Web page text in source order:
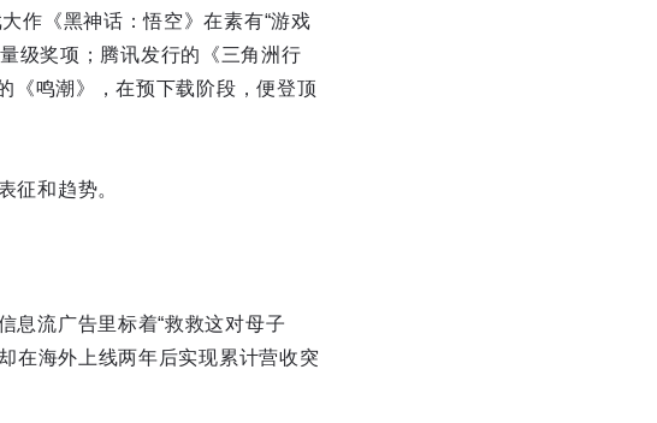
作《黑神话：悟空》在素有“游戏
级奖项；腾讯发行的《三角洲行
《鸣潮》，在预下载阶段，便登顶
征和趋势。
息流广告里标着“救救这对母子
在海外上线两年后实现累计营收突